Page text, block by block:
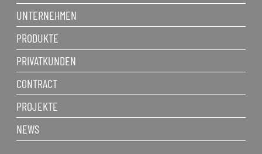
UNTERNEHMEN
PRODUKTE
PRIVATKUNDEN
CONTRACT
PROJEKTE
NEWS